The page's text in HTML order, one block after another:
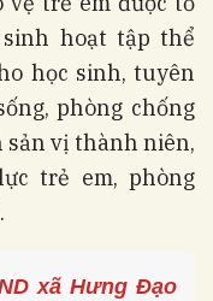
hoạt tập thể
học sinh, tuyên
phòng chống
sản vị thành niên,
trẻ em, phòng
xã Hưng Đạo